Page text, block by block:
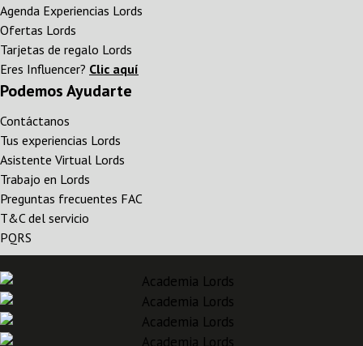
Agenda Experiencias Lords
Ofertas Lords
Tarjetas de regalo Lords
Eres Influencer? Clic aquí
Podemos Ayudarte
Contáctanos
Tus experiencias Lords
Asistente Virtual Lords
Trabajo en Lords
Preguntas frecuentes FAC
T&C del servicio
PQRS